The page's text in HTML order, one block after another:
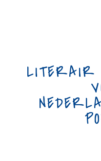
LITERAIR